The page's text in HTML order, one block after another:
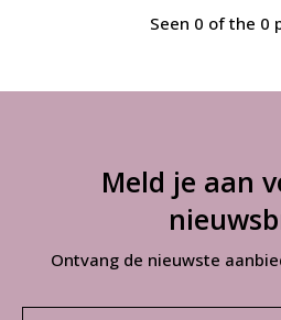
Seen 0 of the 0
Meld je aan
Ontvang de nieuwste